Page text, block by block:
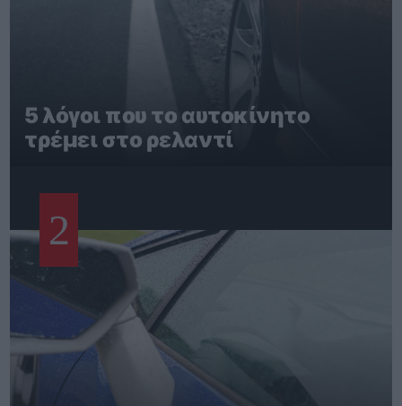
5 λόγοι που το αυτοκίνητο
τρέμει στο ρελαντί
2